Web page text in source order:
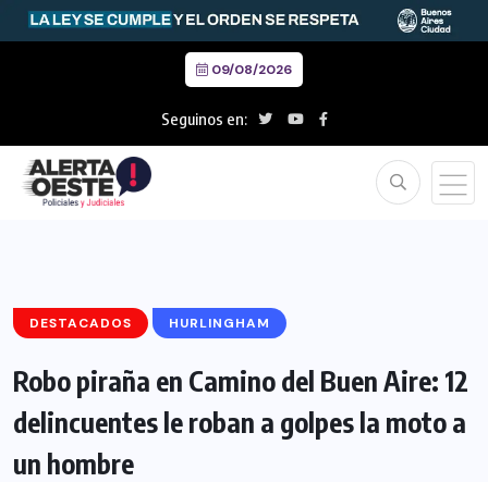
09/08/2026
Seguinos en:
DESTACADOS HURLINGHAM
Robo piraña en Camino del Buen Aire: 12
delincuentes le roban a golpes la moto a
un hombre